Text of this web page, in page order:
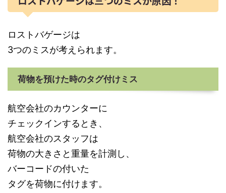
ロストバゲージは
3つのミスが考えられます。
荷物を預けた時のタグ付けミス
航空会社のカウンターに
チェックインするとき、
航空会社のスタッフは
荷物の大きさと重量を計測し、
バーコードの付いた
タグを荷物に付けます。